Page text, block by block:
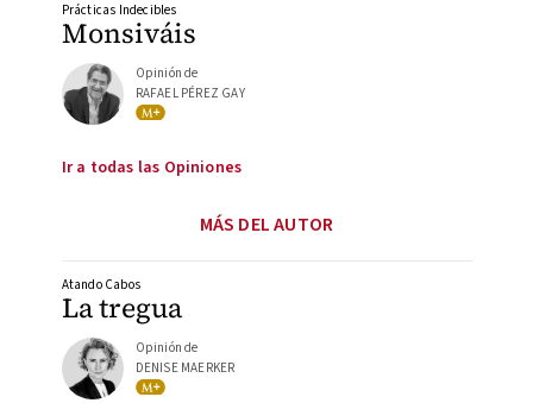
Monsiváis
Prácticas Indecibles
Opinión de
RAFAEL PÉREZ GAY
Ir a todas las Opiniones
MÁS DEL AUTOR
La tregua
Atando Cabos
Opinión de
DENISE MAERKER